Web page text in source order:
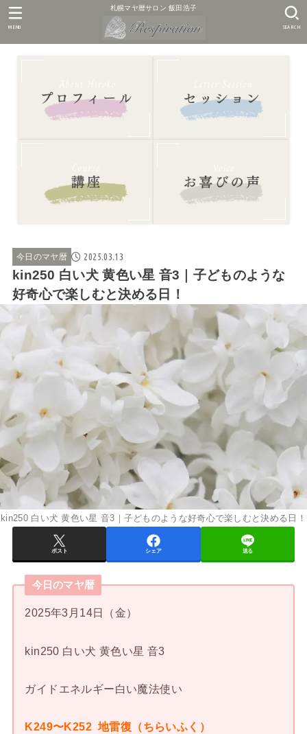
札幌マヤ暦サロン 飯田浩子
SEARCH
MENU
今日のマヤ暦 2025.03.13
kin250 白い犬 黄色い星 音3｜子どものような
好奇心で楽しむと決める日！
kin250 白い犬 黄色い星 音3｜子どものような好奇心で楽しむと決める日！
ポスト シェア 送る
今日のマヤ暦
2025年3月14日（金）
kin250 白い犬 黄色い星 音3
ガイドエネルギー白い魔法使い
K249〜K252 地雷復（ちらいふく）